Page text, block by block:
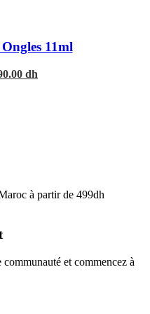
11ml
dh
à partir de 499dh
et commencez à